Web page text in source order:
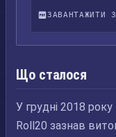
ЗАВАНТАЖИТИ
Що сталося
У грудні 2018
Roll20 зазнав